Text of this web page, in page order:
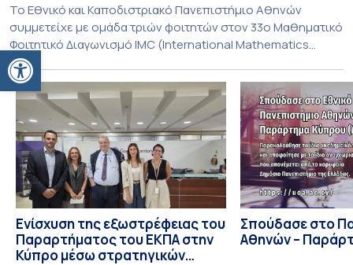
Ανοίξτε τη γραμμή εργαλείων
To Εθνικό και Καποδιστριακό Πανεπιστήμιο Αθηνών
συμμετείχε με ομάδα τριών φοιτητών στον 33ο Μαθηματικό
Φοιτητικό Διαγωνισμό IMC (International Mathematics
Competition), ο οποίος πραγματοποιήθηκε στις 29 και 30
Ιουλίου στο Blagoevgrad της Βουλγαρίας. Σε αυτόν
συμμετείχαν 447 φοιτητές εκπροσωπώντας 135
πανεπιστήμια από 46 χώρες. Από την Ελλάδα, συμμετείχαν
επίσης το Εθνικό Μετσόβιο Πολυτεχνείο, το Αριστοτέλειο
Πανεπιστήμιο […]
Ενίσχυση της εξωστρέφειας του
Παραρτήματος του ΕΚΠΑ στην
Κύπρο μέσω στρατηγικών
Σπούδασε στο
Αθηνών –